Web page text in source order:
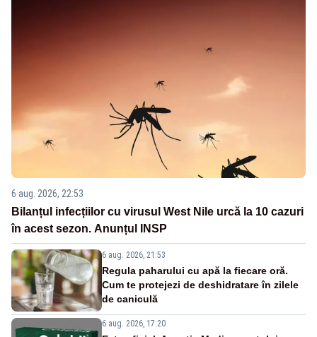
6 aug. 2026, 22:53
Bilanțul infecțiilor cu virusul West Nile urcă la 10 cazuri
în acest sezon. Anunțul INSP
6 aug. 2026, 21:53
Regula paharului cu apă la fiecare oră.
Cum te protejezi de deshidratare în zilele
de caniculă
6 aug. 2026, 17:20